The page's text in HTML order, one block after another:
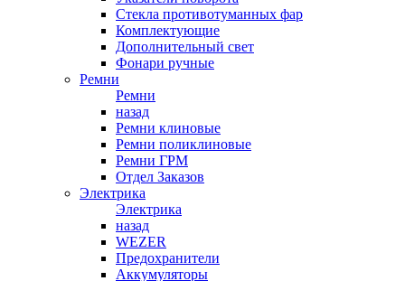
Стекла противотуманных фар
Комплектующие
Дополнительный свет
Фонари ручные
Ремни
Ремни
назад
Ремни клиновые
Ремни поликлиновые
Ремни ГРМ
Отдел Заказов
Электрика
Электрика
назад
WEZER
Предохранители
Аккумуляторы